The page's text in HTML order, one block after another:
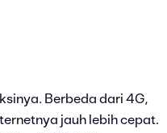
Berbeda dari 4G,
jauh lebih cepat.